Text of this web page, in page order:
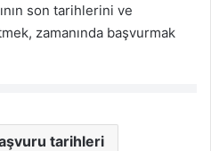
son tarihlerini ve
zamanında başvurmak
tarihleri